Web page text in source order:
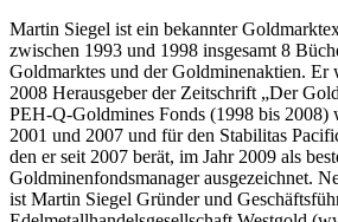
Martin Siegel ist ein bekannter
zwischen 1993 und 1998 insgesamt 8
Goldmarktes und der Goldminenaktien. Er
2008 Herausgeber der Zeitschrift „Der
PEH-Q-Goldmines Fonds (1998 bis 2008)
2001 und 2007 und für den Stabilitas
den er seit 2007 berät, im Jahr 2009 als
Goldminenfondsmanager ausgezeichnet.
ist Martin Siegel Gründer und